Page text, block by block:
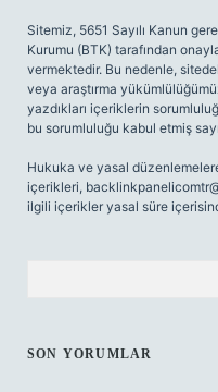
Sitemiz, 5651 Sayılı Kanun
Kurumu (BTK) tarafından
vermektedir. Bu nedenle,
veya araştırma
yazdıkları içeriklerin
bu sorumluluğu kabul etmiş
Hukuka ve yasal
içerikleri,
ilgili içerikler yasal süre
SON YORUMLAR